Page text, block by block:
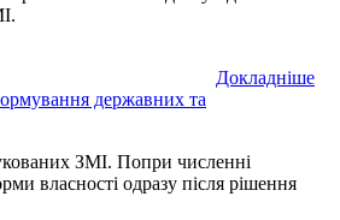
Докладнiше
державних та
ЗМІ. Попри численні
власності одразу після рішення